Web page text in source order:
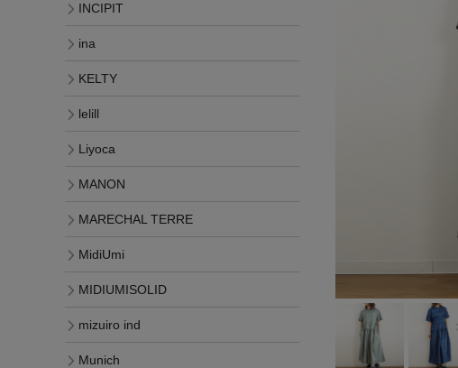
INCIPIT
ina
KELTY
lelill
Liyoca
MANON
MARECHAL TERRE
MidiUmi
MIDIUMISOLID
mizuiro ind
Munich